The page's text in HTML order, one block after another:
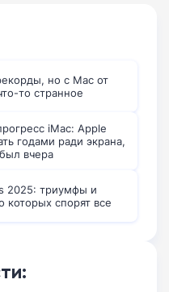
но с Mac от
то странное
iMac: Apple
годами ради экрана,
вчера
2025: триумфы и
которых спорят все